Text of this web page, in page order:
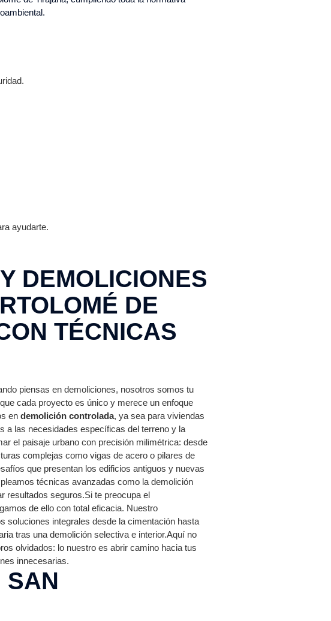
ayudarte.
DEMOLICIONES
DE
TÉCNICAS
piensas en demoliciones, nosotros somos tu
cada proyecto es único y merece un enfoque
en demolición controlada, ya sea para viviendas
a las necesidades específicas del terreno y la
el paisaje urbano con precisión milimétrica: desde
complejas como vigas de acero o pilares de
que presentan los edificios antiguos y nuevas
técnicas avanzadas como la demolición
resultados seguros.Si te preocupa el
de ello con total eficacia. Nuestro
soluciones integrales desde la cimentación hasta
tras una demolición selectiva e interior.Aquí no
olvidados: lo nuestro es abrir camino hacia tus
innecesarias.
SAN